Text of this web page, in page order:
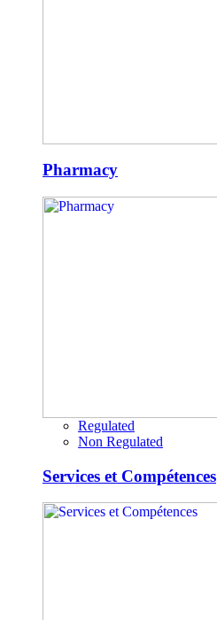
Pharmacy
Regulated
Non Regulated
Services et Compétences